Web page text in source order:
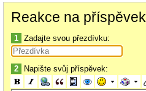
Reakce na příspěvek
1 Zadajte svou přezdívku:
2 Napište svůj příspěvek: